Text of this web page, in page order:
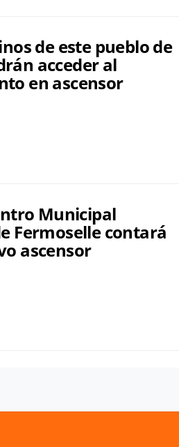
de este pueblo de
acceder al
en ascensor
Municipal
Fermoselle contará
ascensor